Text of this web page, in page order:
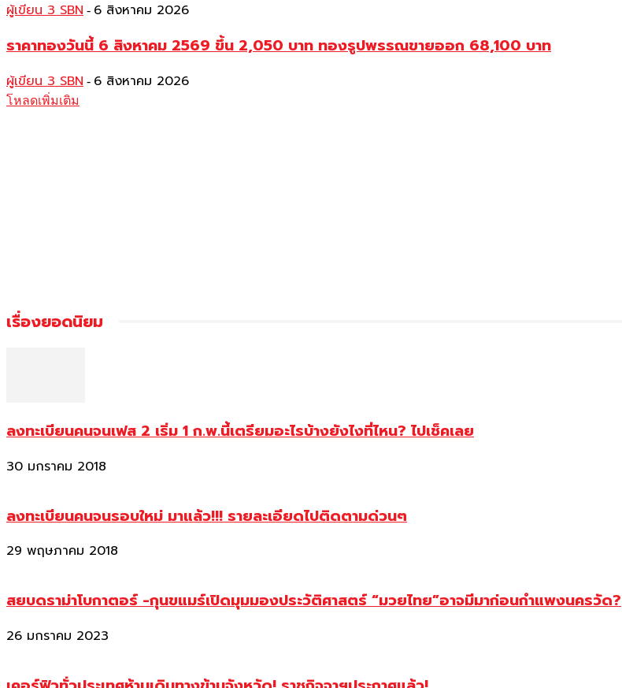
ผู้เขียน 3 SBN - 6 สิงหาคม 2026
ราคาทองวันนี้ 6 สิงหาคม 2569 ขึ้น 2,050 บาท ทองรูปพรรณขายออก 68,100 บาท
ผู้เขียน 3 SBN - 6 สิงหาคม 2026
โหลดเพิ่มเติม
เรื่องยอดนิยม
ลงทะเบียนคนจนเฟส 2 เริ่ม 1 ก.พ.นี้เตรียมอะไรบ้างยังไงที่ไหน? ไปเช็คเลย
30 มกราคม 2018
ลงทะเบียนคนจนรอบใหม่ มาแล้ว!!! รายละเอียดไปติดตามด่วนๆ
29 พฤษภาคม 2018
สยบดราม่าโบกาตอร์ -กุนขแมร์เปิดมุมมองประวัติศาสตร์ “มวยไทย”อาจมีมาก่อนกำแพงนครวัด?
26 มกราคม 2023